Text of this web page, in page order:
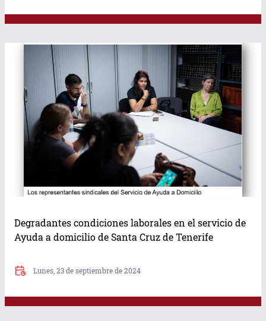
Degradantes condiciones laborales en el servicio de
Ayuda a domicilio de Santa Cruz de Tenerife
Lunes, 23 de septiembre de 2024